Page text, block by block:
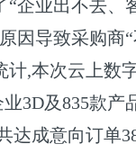
“企业出不去、
因导致采购商
计,本次云上数
3D及835款产
达成意向订单